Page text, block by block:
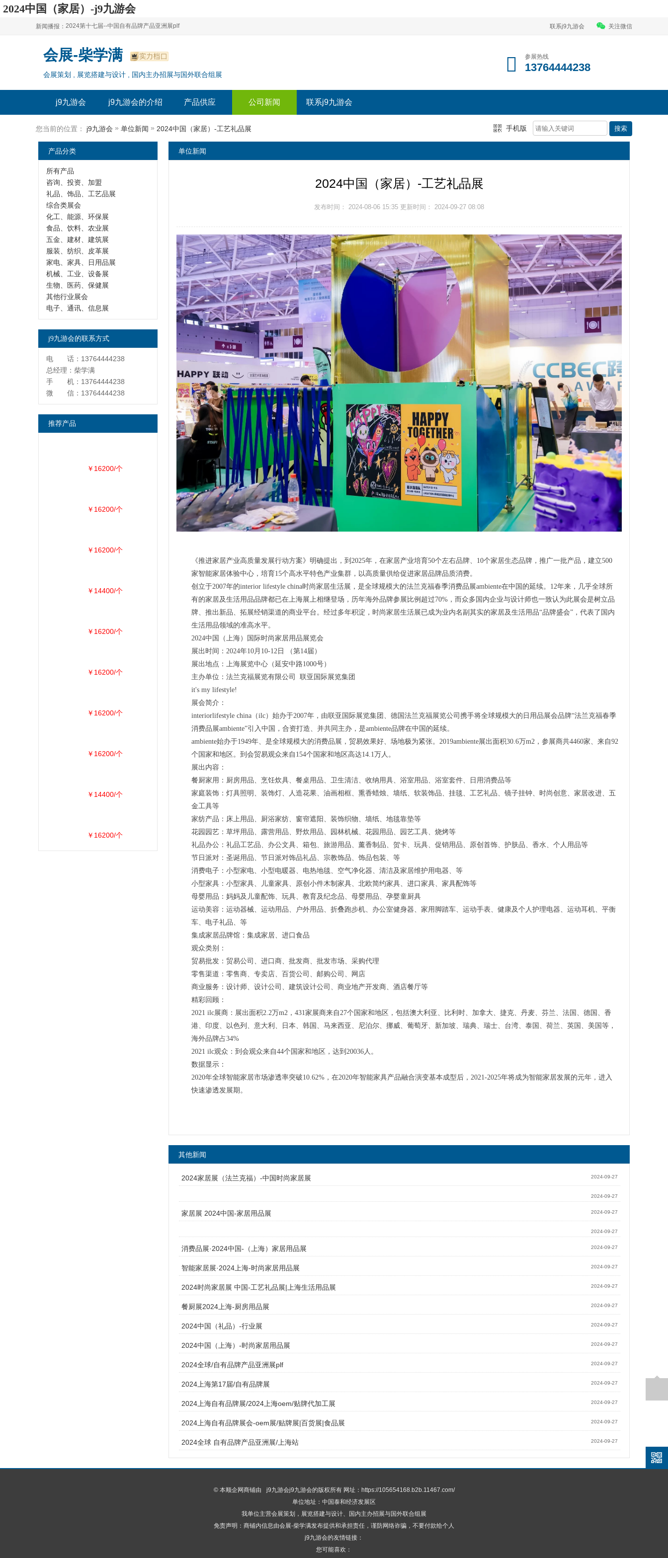
2024中国（家居）-j9九游会
新闻播报：
2024上海自有品牌展--百货展|食品展 零售展|oem展
2024全球自有--品牌产品亚洲展（plf）
2024上海自有品牌展--2024上海oem 贴牌代加工展
2024第十七届--中国自有品牌产品亚洲展plf
2024全球自有--品牌产品亚洲展（plf）
2024年上海--第17届自有品牌展
联系j9九游会 关注微信
会展-柴学满
会展策划 , 展览搭建与设计 , 国内主办招展与国外联合组展
参展热线
13764444238
j9九游会 j9九游会的介绍 产品供应 公司新闻 联系j9九游会
您当前的位置： j9九游会 » 单位新闻 » 2024中国（家居）-工艺礼品展 手机版
单位新闻
2024中国（家居）-工艺礼品展
发布时间： 2024-08-06 15:35 更新时间： 2024-09-27 08:08
《推进家居产业高质量发展行动方案》明确提出，到2025年，在家居产业培育50个左右品牌、10个家居生态品牌，推广一批产品，建立500
家智能家居体验中心，培育15个高水平特色产业集群，以高质量供给促进家居品牌品质消费。
创立于2007年的interior lifestyle china时尚家居生活展，是全球规模大的法兰克福春季消费品展ambiente在中国的延续。12年来，几乎全球所
有的家居及生活用品品牌都已在上海展上相继登场，历年海外品牌参展比例超过70%，而众多国内企业与设计师也一致认为此展会是树立品
牌、推出新品、拓展经销渠道的商业平台。经过多年积淀，时尚家居生活展已成为业内名副其实的家居及生活用品“品牌盛会”，代表了国内
生活用品领域的准高水平。
2024中国（上海）国际时尚家居用品展览会
展出时间：2024年10月10-12日 （第14届）
展出地点：上海展览中心（延安中路1000号）
主办单位：法兰克福展览有限公司 联亚国际展览集团
it's my lifestyle!
展会简介：
interiorlifestyle china（ilc）始办于2007年，由联亚国际展览集团、德国法兰克福展览公司携手将全球规模大的日用品展会品牌“法兰克福春季
消费品展ambiente”引入中国，合资打造、并共同主办，是ambiente品牌在中国的延续。
ambiente始办于1949年、是全球规模大的消费品展，贸易效果好、场地极为紧张。2019ambiente展出面积30.6万m2，参展商共4460家、来自92
个国家和地区。到会贸易观众来自154个国家和地区高达14.1万人。
展出内容：
餐厨家用：厨房用品、烹饪炊具、餐桌用品、卫生清洁、收纳用具、浴室用品、浴室套件、日用消费品等
家庭装饰：灯具照明、装饰灯、人造花果、油画相框、熏香蜡烛、墙纸、软装饰品、挂毯、工艺礼品、镜子挂钟、时尚创意、家居改进、五
金工具等
家纺产品：床上用品、厨浴家纺、窗帘遮阳、装饰织物、墙纸、地毯靠垫等
花园园艺：草坪用品、露营用品、野炊用品、园林机械、花园用品、园艺工具、烧烤等
礼品办公：礼品工艺品、办公文具、箱包、旅游用品、薰香制品、贺卡、玩具、促销用品、原创首饰、护肤品、香水、个人用品等
节日派对：圣诞用品、节日派对饰品礼品、宗教饰品、饰品包装、等
消费电子：小型家电、小型电暖器、电热地毯、空气净化器、清洁及家居维护用电器、等
小型家具：小型家具、儿童家具、原创小件木制家具、北欧简约家具、进口家具、家具配饰等
母婴用品：妈妈及儿童配饰、玩具、教育及纪念品、母婴用品、孕婴童厨具
运动美容：运动器械、运动用品、户外用品、折叠跑步机、办公室健身器、家用脚踏车、运动手表、健康及个人护理电器、运动耳机、平衡
车、电子礼品、等
集成家居品牌馆：集成家居、进口食品
观众类别：
贸易批发：贸易公司、进口商、批发商、批发市场、采购代理
零售渠道：零售商、专卖店、百货公司、邮购公司、网店
商业服务：设计师、设计公司、建筑设计公司、商业地产开发商、酒店餐厅等
精彩回顾：
2021 ilc展商：展出面积2.2万m2，431家展商来自27个国家和地区，包括澳大利亚、比利时、加拿大、捷克、丹麦、芬兰、法国、德国、香
港、印度、以色列、意大利、日本、韩国、马来西亚、尼泊尔、挪威、葡萄牙、新加坡、瑞典、瑞士、台湾、泰国、荷兰、英国、美国等，
海外品牌占34%
2021 ilc观众：到会观众来自44个国家和地区，达到20036人。
数据显示：
2020年全球智能家居市场渗透率突破10.62%，在2020年智能家具产品融合演变基本成型后，2021-2025年将成为智能家居发展的元年，进入
快速渗透发展期。
其他新闻
2024家居展（法兰克福）-中国时尚家居展 2024-09-27
2024-09-27
家居展 2024中国-家居用品展 2024-09-27
2024-09-27
消费品展·2024中国-（上海）家居用品展 2024-09-27
智能家居展·2024上海-时尚家居用品展 2024-09-27
2024时尚家居展 中国-工艺礼品展|上海生活用品展 2024-09-27
餐厨展2024上海-厨房用品展 2024-09-27
2024中国（礼品）-行业展 2024-09-27
2024中国（上海）-时尚家居用品展 2024-09-27
2024全球/自有品牌产品亚洲展plf 2024-09-27
2024上海第17届/自有品牌展 2024-09-27
2024上海自有品牌展/2024上海oem/贴牌代加工展 2024-09-27
2024上海自有品牌展会-oem展/贴牌展|百货展|食品展 2024-09-27
2024全球 自有品牌产品亚洲展/上海站 2024-09-27
产品分类
所有产品
咨询、投资、加盟
礼品、饰品、工艺品展
综合类展会
化工、能源、环保展
食品、饮料、农业展
五金、建材、建筑展
服装、纺织、皮革展
家电、家具、日用品展
机械、工业、设备展
生物、医药、保健展
其他行业展会
电子、通讯、信息展
j9九游会的联系方式
电 话：13764444238
总经理：柴学满
手 机：13764444238
微 信：13764444238
推荐产品
￥16200/个
￥16200/个
￥16200/个
￥14400/个
￥16200/个
￥16200/个
￥16200/个
￥16200/个
￥14400/个
￥16200/个
© 本顺企网商铺由 j9九游会j9九游会的版权所有 网址：https://105654168.b2b.11467.com/
单位地址：中国泰和经济发展区
我单位主营会展策划，展览搭建与设计、国内主办招展与国外联合组展
免责声明：商铺内信息由会展-柴学满发布提供和承担责任，谨防网络诈骗，不要付款给个人
j9九游会的友情链接：
您可能喜欢：